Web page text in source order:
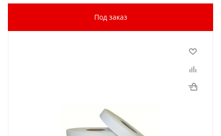
Под заказ